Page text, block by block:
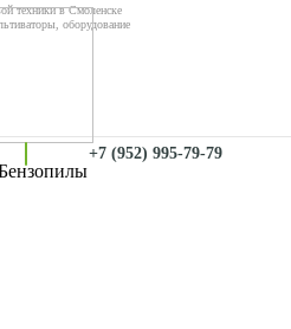
техники в Смоленске
оборудование
+7 (952) 995-79-79